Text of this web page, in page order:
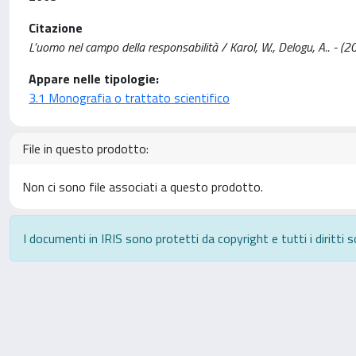
Citazione
L’uomo nel campo della responsabilità / Karol, W., Delogu, A.. -
Appare nelle tipologie:
3.1 Monografia o trattato scientifico
File in questo prodotto:
Non ci sono file associati a questo prodotto.
I documenti in IRIS sono protetti da copyright e tutti i diritti